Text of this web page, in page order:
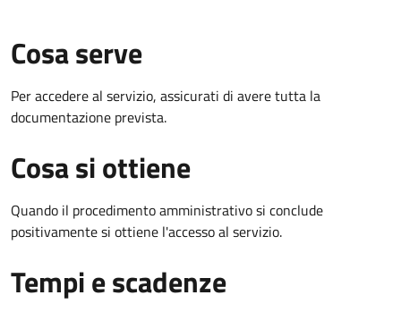
Cosa serve
Per accedere al servizio, assicurati di avere tutta la
documentazione prevista.
Cosa si ottiene
Quando il procedimento amministrativo si conclude
positivamente si ottiene l'accesso al servizio.
Tempi e scadenze